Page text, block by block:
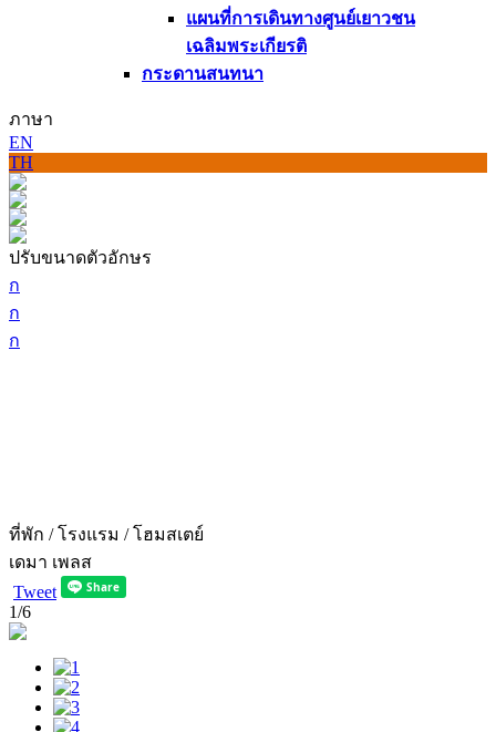
แผนที่การเดินทางศูนย์เยาวชน
เฉลิมพระเกียรติ
กระดานสนทนา
ภาษา
EN
TH
ปรับขนาดตัวอักษร
ก
ก
ก
ที่พัก / โรงแรม / โฮมสเตย์
เดมา เพลส
Tweet
1/6